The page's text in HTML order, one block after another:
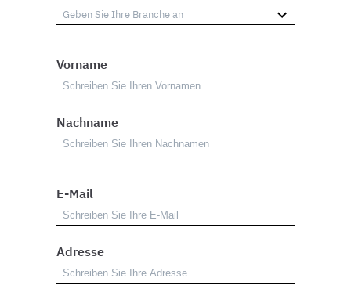
Vorname
Nachname
E-Mail
Adresse